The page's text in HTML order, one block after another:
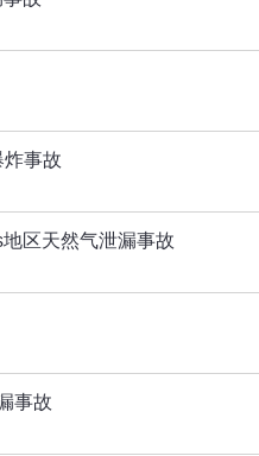
事故
区天然气泄漏事故
事故